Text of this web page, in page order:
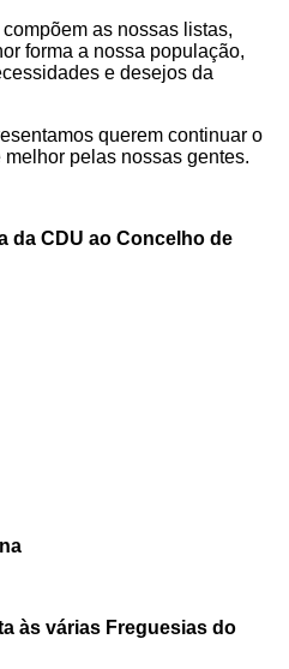
as nossas listas,
forma a nossa população,
e desejos da
querem continuar o
pelas nossas gentes.
da CDU ao Concelho de
às várias Freguesias do